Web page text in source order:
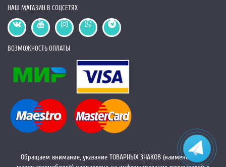
НАШ МАГАЗИН В СОЦСЕТЯХ
ВОЗМОЖНОСТЬ ОПЛАТЫ
Обращаем внимание, указание ТОВАРНЫХ ЗНАКОВ (наименований